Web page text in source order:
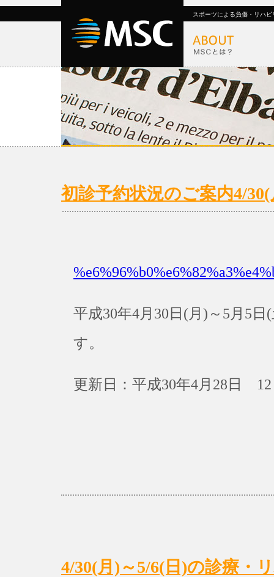
スポーツによる負傷・リハ
初診予約状況のご案内4/
平成30年4月30日(月)～5月5
す。
更新日：平成30年4月28日 12
4/30(月)～5/6(日)の診療・